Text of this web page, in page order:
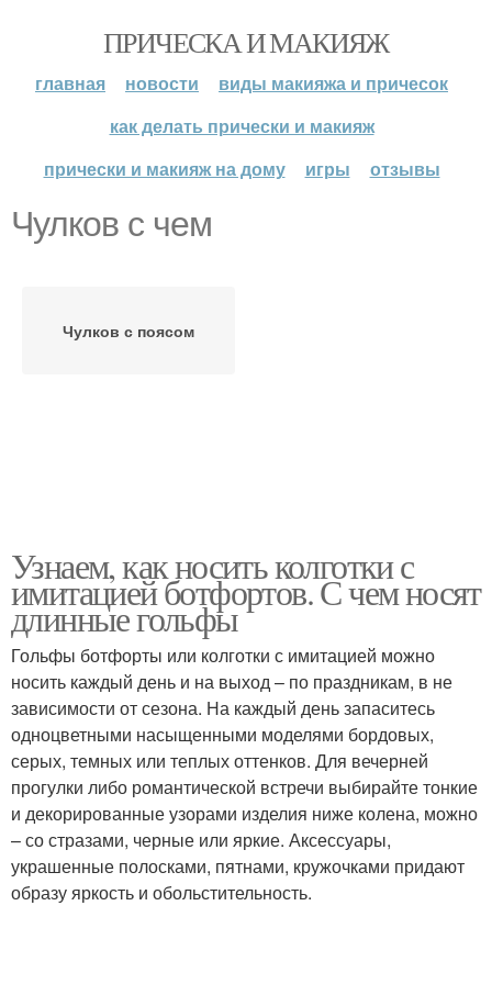
ПРИЧЕСКА И МАКИЯЖ
главная новости
виды макияжа и причесок
как делать прически и макияж
прически и макияж на дому
игры отзывы
Чулков с чем
Чулков с поясом
Узнаем, как носить колготки с
имитацией ботфортов. С чем носят
длинные гольфы
Гольфы ботфорты или колготки с имитацией можно
носить каждый день и на выход – по праздникам, в не
зависимости от сезона. На каждый день запаситесь
одноцветными насыщенными моделями бордовых,
серых, темных или теплых оттенков. Для вечерней
прогулки либо романтической встречи выбирайте тонкие
и декорированные узорами изделия ниже колена, можно
– со стразами, черные или яркие. Аксессуары,
украшенные полосками, пятнами, кружочками придают
образу яркость и обольстительность.